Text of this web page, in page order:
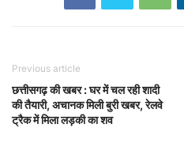
Previous article
छत्तीसगढ़ की खबर : घर में चल रही शादी
की तैयारी, अचानक मिली बुरी खबर, रेलवे
ट्रैक में मिला लड़की का शव